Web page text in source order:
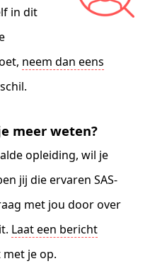
in dit
neem dan eens
meer weten?
opleiding, wil je
jij die ervaren SAS-
met jou door over
Laat een bericht
je op.